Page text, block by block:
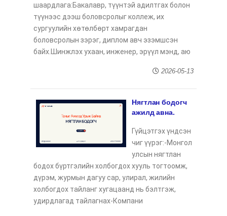
шаардлага:Бакалавр, түүнтэй адилтгах болон
түүнээс дээш боловсролыг коллеж, их
сургуулийн хөтөлбөрт хамрагдан
боловсролын зэрэг, диплом авч эзэмшсэн
байх.Шинжлэх ухаан, инженер, эрүүл мэнд, аю
2026-05-13
Нягтлан бодогч
ажилд авна.
Гүйцэтгэх үндсэн
чиг үүрэг:-Монгол
улсын нягтлан
бодох бүртгэлийн холбогдох хууль тогтоомж,
дүрэм, журмын дагуу сар, улирал, жилийн
холбогдох тайланг хугацаанд нь бэлтгэж,
удирдлагад тайлагнах-Компани